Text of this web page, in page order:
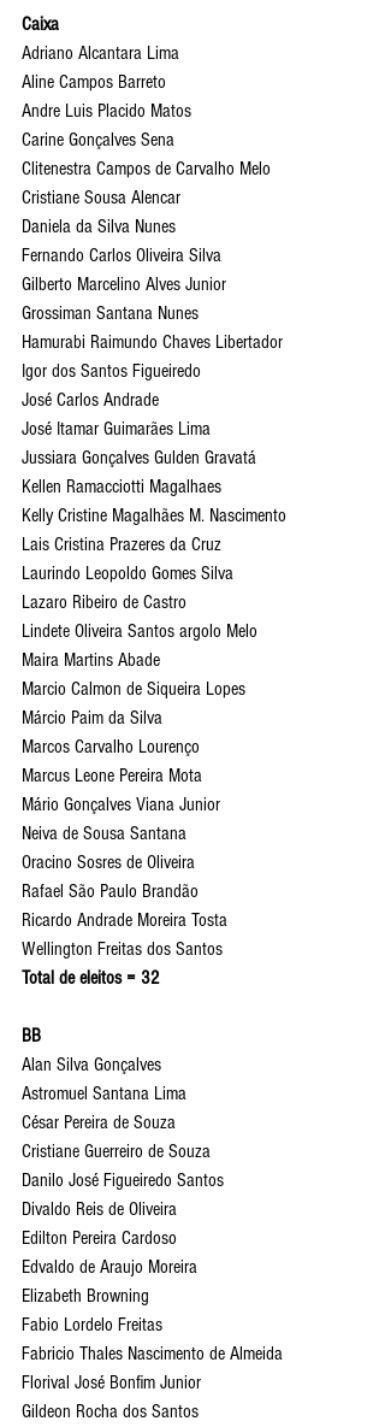
Caixa
Adriano Alcantara Lima
Aline Campos Barreto
Andre Luis Placido Matos
Carine Gonçalves Sena
Clitenestra Campos de Carvalho Melo
Cristiane Sousa Alencar
Daniela da Silva Nunes
Fernando Carlos Oliveira Silva
Gilberto Marcelino Alves Junior
Grossiman Santana Nunes
Hamurabi Raimundo Chaves Libertador
Igor dos Santos Figueiredo
José Carlos Andrade
José Itamar Guimarães Lima
Jussiara Gonçalves Gulden Gravatá
Kellen Ramacciotti Magalhaes
Kelly Cristine Magalhães M. Nascimento
Lais Cristina Prazeres da Cruz
Laurindo Leopoldo Gomes Silva
Lazaro Ribeiro de Castro
Lindete Oliveira Santos argolo Melo
Maira Martins Abade
Marcio Calmon de Siqueira Lopes
Márcio Paim da Silva
Marcos Carvalho Lourenço
Marcus Leone Pereira Mota
Mário Gonçalves Viana Junior
Neiva de Sousa Santana
Oracino Sosres de Oliveira
Rafael São Paulo Brandão
Ricardo Andrade Moreira Tosta
Wellington Freitas dos Santos
Total de eleitos = 32
BB
Alan Silva Gonçalves
Astromuel Santana Lima
César Pereira de Souza
Cristiane Guerreiro de Souza
Danilo José Figueiredo Santos
Divaldo Reis de Oliveira
Edilton Pereira Cardoso
Edvaldo de Araujo Moreira
Elizabeth Browning
Fabio Lordelo Freitas
Fabricio Thales Nascimento de Almeida
Florival José Bonfim Junior
Gildeon Rocha dos Santos